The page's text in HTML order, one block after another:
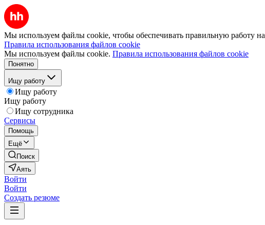
Мы используем файлы cookie, чтобы обеспечивать правильную работу
Правила использования файлов cookie
Мы используем файлы cookie. Правила использования файлов cookie
Понятно
Ищу работу
Ищу работу
Ищу работу
Ищу сотрудника
Сервисы
Помощь
Ещё
Поиск
Аять
Войти
Войти
Создать резюме